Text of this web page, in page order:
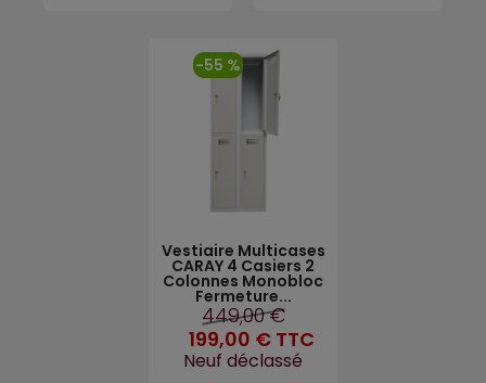
Vestiaire Multicases
CARAY 4 Casiers 2
Colonnes Monobloc
Fermeture...
449,00 €
199,00 € TTC
Neuf déclassé
-55 %